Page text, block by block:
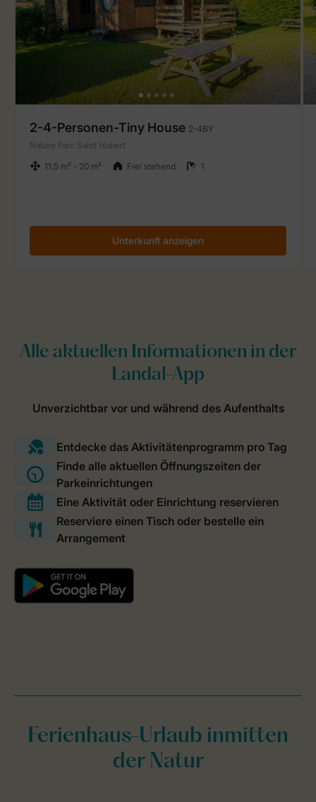
Ferienhaus-Urlaub inmitten
der Natur